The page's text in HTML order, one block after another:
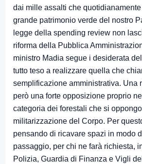
dai mille assalti che quotidianamente
grande patrimonio verde del nostro
legge della spending review non
riforma della Pubblica
ministro Madia segue i desiderata
tutto teso a realizzare quella che
semplificazione amministrativa. Una
però una forte opposizione proprio
categoria dei forestali che si
militarizzazione del Corpo. Per
pensando di ricavare spazi in modo
passaggio, per chi ne farà richiesta,
Polizia, Guardia di Finanza e Vigli